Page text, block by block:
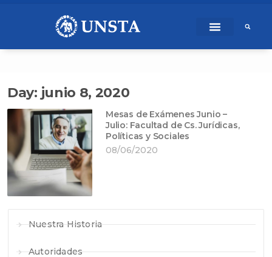
Day: junio 8, 2020
Mesas de Exámenes Junio –
Julio: Facultad de Cs. Jurídicas,
Políticas y Sociales
08/06/2020
Nuestra Historia
Autoridades